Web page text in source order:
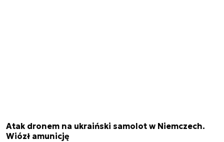
Atak dronem na ukraiński samolot w Niemczech.
Wiózł amunicję